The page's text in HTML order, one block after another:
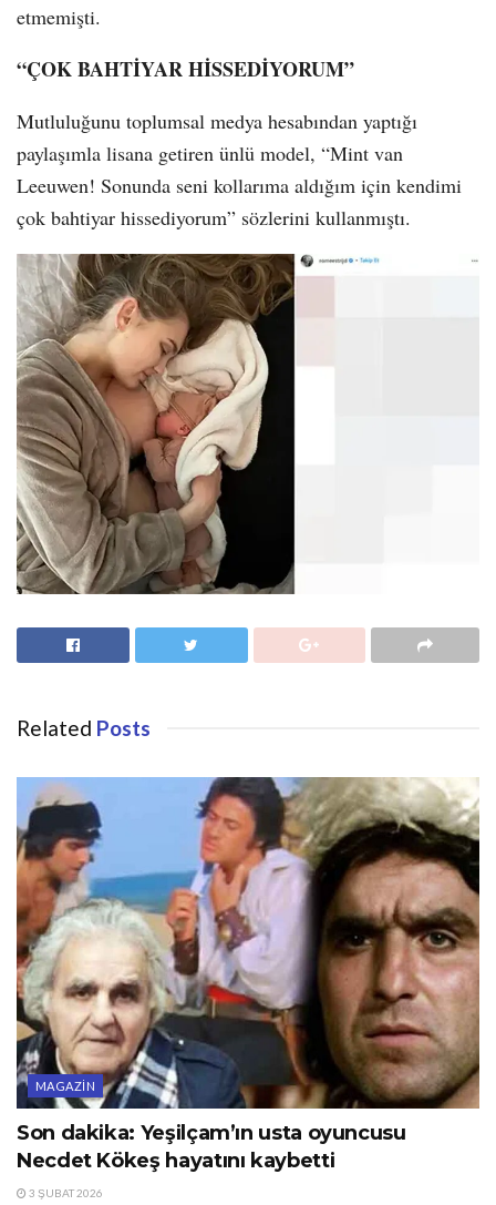
etmemişti.
“ÇOK BAHTİYAR HİSSEDİYORUM”
Mutluluğunu toplumsal medya hesabından yaptığı
paylaşımla lisana getiren ünlü model, “Mint van
Leeuwen! Sonunda seni kollarıma aldığım için kendimi
çok bahtiyar hissediyorum” sözlerini kullanmıştı.
Related Posts
MAGAZIN
Son dakika: Yeşilçam’ın usta oyuncusu
Necdet Kökeş hayatını kaybetti
3 ŞUBAT 2026